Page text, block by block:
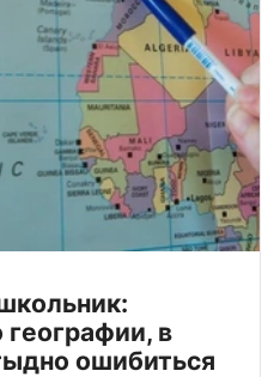
географии, в
ошибиться